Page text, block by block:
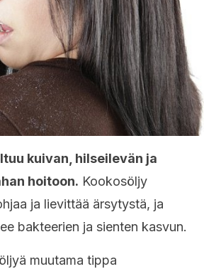
kuivan, hilseilevän ja
hoitoon. Kookosöljy
ja lievittää ärsytystä, ja
bakteerien ja sienten kasvun.
muutama tippa